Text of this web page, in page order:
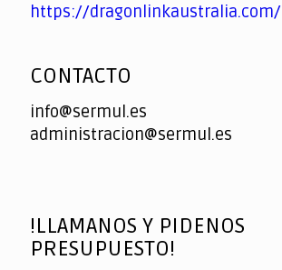
https://dragonlinkaustralia.com/
CONTACTO
info@sermul.es
administracion@sermul.es
!LLAMANOS Y PIDENOS
PRESUPUESTO!